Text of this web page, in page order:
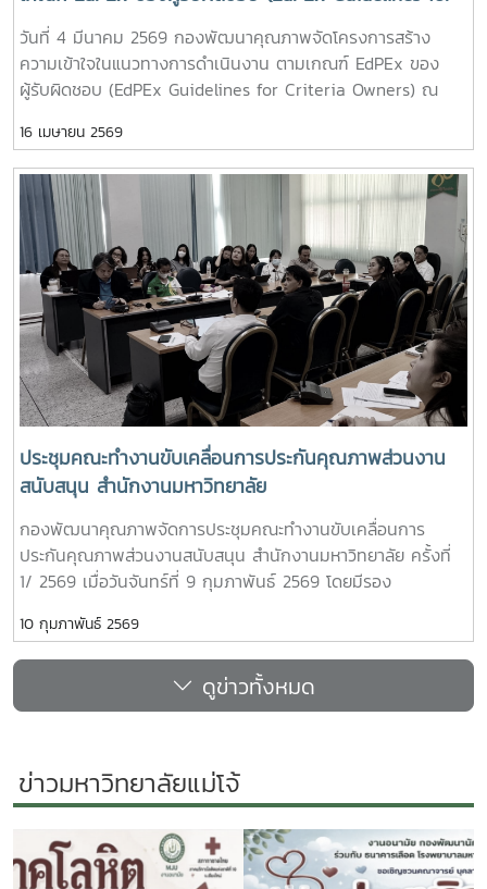
มหาวิทยาลัยแม่โจ้-ชุมพร ด้วย # AUN-QA # Refresh
Assessors : MJU Assessors # กองพัฒนาคุณภาพ
Criteria Owners)
วันที่ 4 มีนาคม 2569 กองพัฒนาคุณภาพจัดโครงการสร้าง
ความเข้าใจในแนวทางการดำเนินงาน ตามเกณฑ์ EdPEx ของ
ผู้รับผิดชอบ (EdPEx Guidelines for Criteria Owners) ณ
รัตนราชสุดา มหาวิทยาลัยแม่โจ้ ผู้เข้าร่วมโครงการประกอบด้วยผู้
บริหารและผู้ปฏิบัติงานประกันคุณภาพส่วนงานสนับสนุน (สำนัก
บริหารและพัฒนาวิชาการ สำนักวิจัยและส่งเสริมวิชาการ
การเกษตร สำนักหอสมุด สำนักงานสภามหาวิทยาลัย และ ระดับ
กอง/ฝ่าย สังกัดสำนักงานมหาวิทยาลัย) โดยมี ผู้ช่วยอธิการบดี
(ผู้ช่วยศาสตราจารย์ ดร.ปรีดา ศรีนฤวรรณ) เป็นวิทยากรบรรยาย
# EdPEx Owners # กองพัฒนาคุณภาพ
16 เมษายน 2569
ประชุมคณะทำงานขับเคลื่อนการประกันคุณภาพส่วนงาน
สนับสนุน สำนักงานมหาวิทยาลัย
กองพัฒนาคุณภาพจัดการประชุมคณะทำงานขับเคลื่อนการ
ประกันคุณภาพส่วนงานสนับสนุน สำนักงานมหาวิทยาลัย ครั้งที่
1/ 2569 เมื่อวันจันทร์ที่ 9 กุมภาพันธ์ 2569 โดยมีรอง
งานฯ ร่วมด้วยผู้อำนวยการกอง หัวหน้าฝ่าย และผู้ปฏิบัติงาน
ประกันคุณภาพของแต่ละกอง/ฝ่าย เข้าร่วมประชุมหารือ และ
วางแผนการดำเนินงานประกันคุณภาพฯ ของสำนักงาน
มหาวิทยาลัย โดยมีการวิเคราะห์ถึงบริการหลักในโครงร่างองค์กร
ฝ่ายดำเนินการเป็นไปในทิศทางเดียวกันทั่วทั้งองค์กร
10 กุมภาพันธ์ 2569
ดูข่าวทั้งหมด
ข่าวมหาวิทยาลัยแม่โจ้